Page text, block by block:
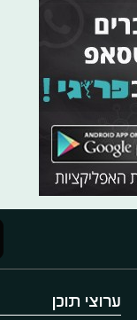
ערוצי תוכן